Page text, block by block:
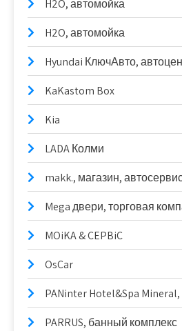
H2O, автомойка
H2O, автомойка
Hyundai КлючАвто,
KaKastom Box
Kia
LADA Колми
makk., магазин,
Mega двери, торговая
MOiKA & CEPBiC
OsCar
PANinter Hotel&Spa
PARRUS, банный комплекс